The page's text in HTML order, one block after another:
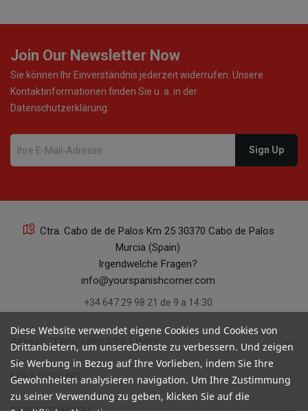
Join Our Newsletter Now
Sie können Ihr Einverständnis jederzeit widerrufen. Unsere
Kontaktinformationen finden Sie u. a. in der
Datenschutzerklärung.
Ctra. Cabo de de Palos Km 25 30370 Cabo de Palos
Murcia (Spain)
Irgendwelche Fragen?
info@yourspanishcorner.com
+34 647 29 98 21 de 9 a 14:30
BENUTZERDEFINIERTE LINKS keyboard_arrow_down
MY ACCOUNT keyboard_arrow_down
Diese Website verwendet eigene Cookies und Cookies von
Drittanbietern, um unsereDienste zu verbessern. Und zeigen
Sie Werbung in Bezug auf Ihre Vorlieben, indem Sie Ihre
Gewohnheiten analysieren navigation. Um Ihre Zustimmung
zu seiner Verwendung zu geben, klicken Sie auf die